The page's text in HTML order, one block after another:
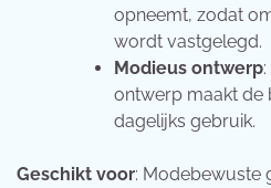
opneemt, zodat
wordt vastgelegd.
Modieus ontwerp
ontwerp maakt de
dagelijks gebruik.
Geschikt voor: Modebewuste